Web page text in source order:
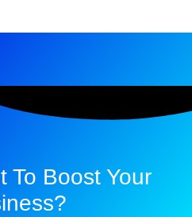
To Boost Your